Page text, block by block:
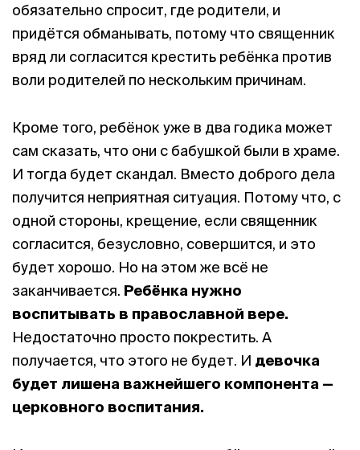
обязательно спросит, где родители, и
придётся обманывать, потому что священник
вряд ли согласится крестить ребёнка против
воли родителей по нескольким причинам.
Кроме того, ребёнок уже в два годика может
сам сказать, что они с бабушкой были в храме.
И тогда будет скандал. Вместо доброго дела
получится неприятная ситуация. Потому что, с
одной стороны, крещение, если священник
согласится, безусловно, совершится, и это
будет хорошо. Но на этом же всё не
заканчивается. Ребёнка нужно
воспитывать в православной вере.
Недостаточно просто покрестить. А
получается, что этого не будет. И девочка
будет лишена важнейшего компонента —
церковного воспитания.